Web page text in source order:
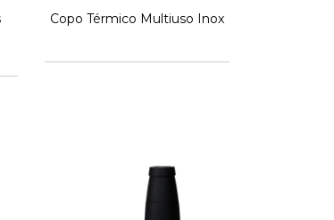
Copo Térmico Multiuso Inox